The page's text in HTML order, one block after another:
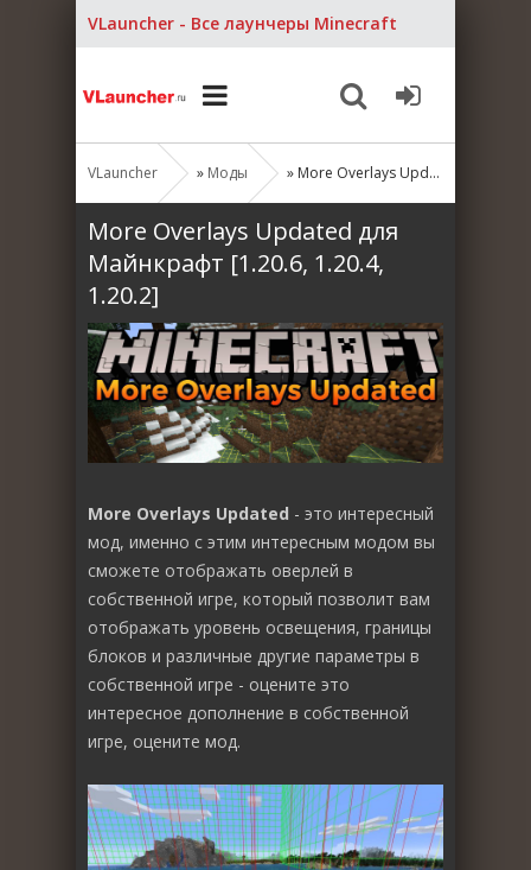
VLauncher - Все лаунчеры Minecraft
VLauncher » Моды » More Overlays Updated для Майнкрафт [1.20.6, 1.20.4, 1.20.2]
More Overlays Updated для
Майнкрафт [1.20.6, 1.20.4,
1.20.2]
More Overlays Updated - это интересный
мод, именно с этим интересным модом вы
сможете отображать оверлей в
собственной игре, который позволит вам
отображать уровень освещения, границы
блоков и различные другие параметры в
собственной игре - оцените это
интересное дополнение в собственной
игре, оцените мод.